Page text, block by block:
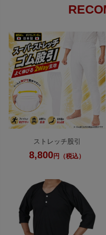
ストレッチ股引
8,800 円（税込）